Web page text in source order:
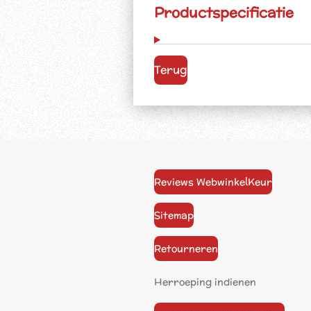
Productspecificatie
Terug
Reviews WebwinkelKeur
Sitemap
Retourneren
Herroeping indienen